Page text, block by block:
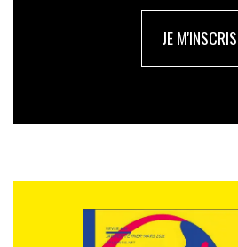
JE M'INSCRIS